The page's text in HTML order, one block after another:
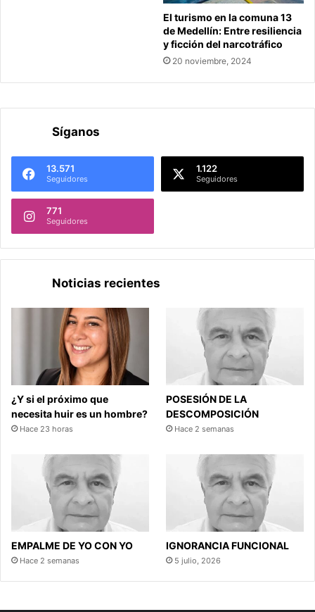
El turismo en la comuna 13
de Medellín: Entre resiliencia
y ficción del narcotráfico
20 noviembre, 2024
Síganos
13.571
Seguidores
1.122
Seguidores
771
Seguidores
Noticias recientes
¿Y si el próximo que
necesita huir es un hombre?
Hace 23 horas
POSESIÓN DE LA
DESCOMPOSICIÓN
Hace 2 semanas
EMPALME DE YO CON YO
Hace 2 semanas
IGNORANCIA FUNCIONAL
5 julio, 2026